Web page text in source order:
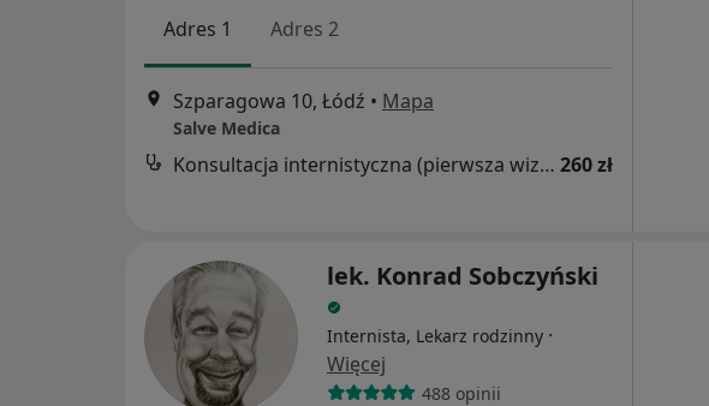
Adres 1 Adres 2
Szparagowa 10, Łódź • Mapa
Salve Medica
Konsultacja internistyczna (pierwsza wizyta) 260 zł
lek. Konrad Sobczyński
Internista, Lekarz rodzinny ·
Więcej
488 opinii